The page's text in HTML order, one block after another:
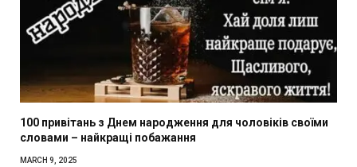
100 привітань з Днем народження для чоловіків своїми
словами – найкращі побажання
MARCH 9, 2025